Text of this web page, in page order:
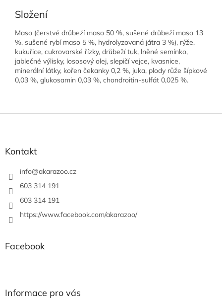
Složení
Maso (čerstvé drůbeží maso 50 %, sušené drůbeží maso 13
%, sušené rybí maso 5 %, hydrolyzovaná játra 3 %), rýže,
kukuřice, cukrovarské řízky, drůbeží tuk, lněné semínko,
jablečné výlisky, lososový olej, slepičí vejce, kvasnice,
minerální látky, kořen čekanky 0,2 %, juka, plody růže šípkové
0,03 %, glukosamin 0,03 %, chondroitin-sulfát 0,025 %.
Z
Kontakt
info@akarazoo.cz
603 314 191
603 314 191
https://www.facebook.com/akarazoo/
Facebook
Informace pro vás